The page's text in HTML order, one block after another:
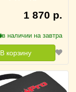
1 870 р.
в наличии на завтра
В корзину